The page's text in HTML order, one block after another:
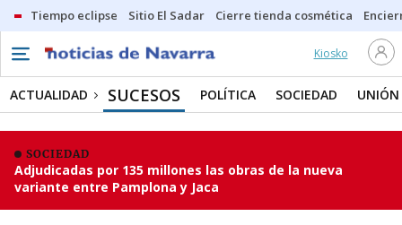
Tiempo eclipse Sitio El Sadar Cierre tienda cosmética
Kiosko
ACTUALIDAD SUCESOS POLÍTICA SOCIEDAD UNIÓN
SOCIEDAD
Adjudicadas por 135 millones las obras de la nueva
variante entre Pamplona y Jaca